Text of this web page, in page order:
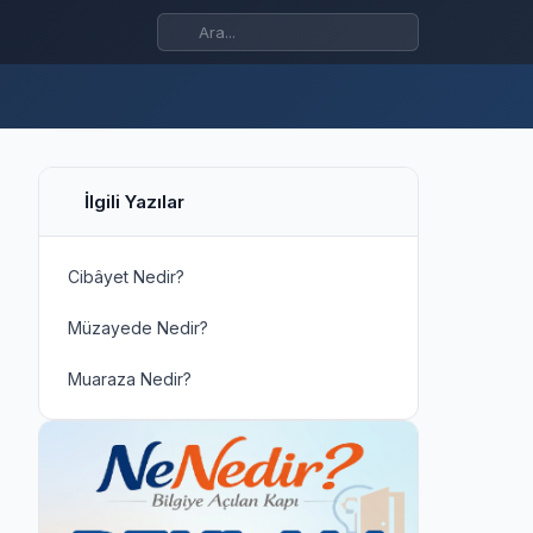
İlgili Yazılar
Cibâyet Nedir?
Müzayede Nedir?
Muaraza Nedir?